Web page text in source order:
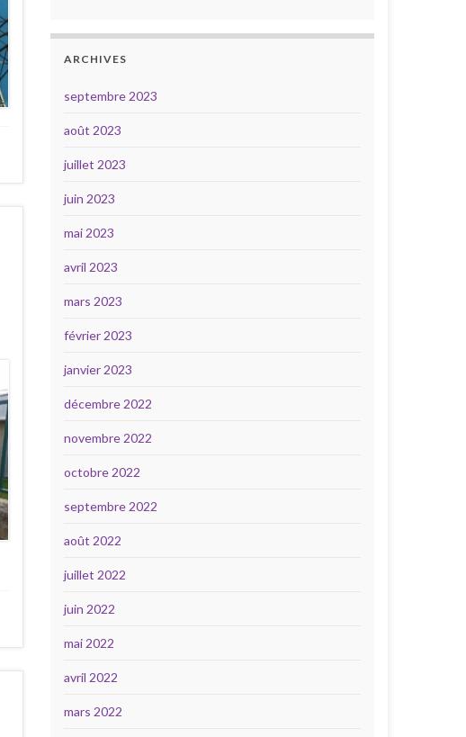
ARCHIVES
septembre 2023
août 2023
juillet 2023
juin 2023
mai 2023
avril 2023
mars 2023
février 2023
janvier 2023
décembre 2022
novembre 2022
octobre 2022
septembre 2022
août 2022
juillet 2022
juin 2022
mai 2022
avril 2022
mars 2022